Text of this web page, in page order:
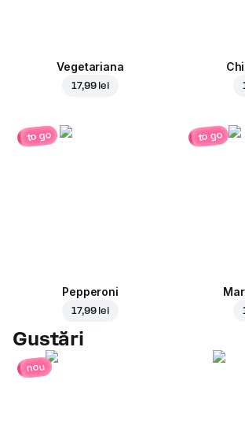
Vegetariana
17,99 lei
to go
Pepperoni
17,99 lei
to go
Gustări
nou